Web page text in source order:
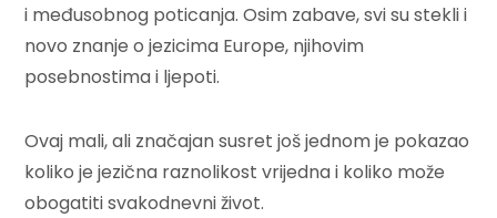
i međusobnog poticanja. Osim zabave, svi su stekli i
novo znanje o jezicima Europe, njihovim
posebnostima i ljepoti.
Ovaj mali, ali značajan susret još jednom je pokazao
koliko je jezična raznolikost vrijedna i koliko može
obogatiti svakodnevni život.